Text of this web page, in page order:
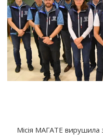
Місія МАГАТЕ вирушила